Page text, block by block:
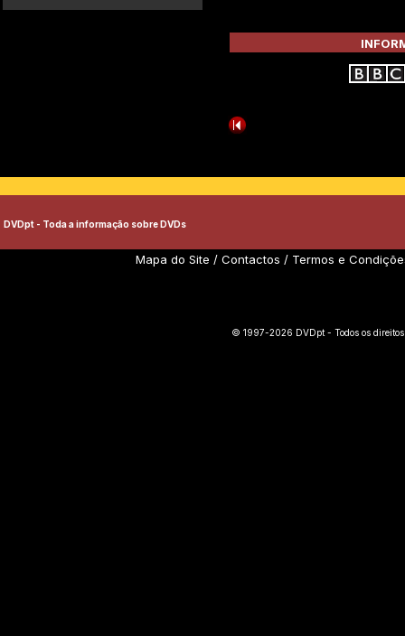
DVDpt - Toda a informação sobre DVDs
Mapa do Site / Contactos / Termos e
© 1997-2026 DVDpt - Todos os direitos